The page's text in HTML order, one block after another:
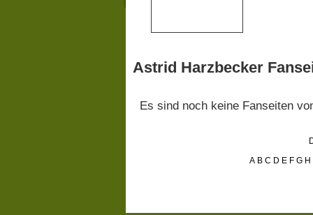
Astrid Harzbecker
Es sind noch keine Fanseiten
A B C D E F G H